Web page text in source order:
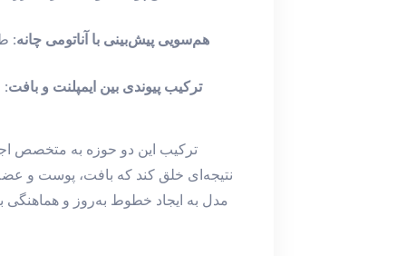
هم‌سویی پیش‌بینی با آناتومی چانه:
ترکیب پیوندی بین ایمپلنت و بافت:
ترکیب این دو حوزه به متخصص
نتیجه‌ای خلق کند که بافت، پوست و
مدل به ایجاد خطوط به‌روز و هماهنگی